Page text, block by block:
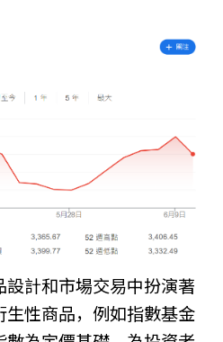
計和市場交易中扮演著
性商品，例如指數基金